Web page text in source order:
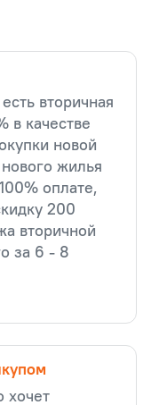
вторичная
в качестве
новой
жилья
оплате,
200
вторичной
за 6 - 8
хочет